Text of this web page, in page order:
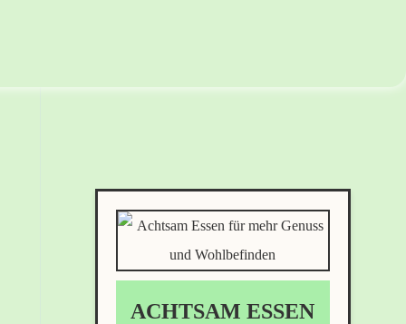
ACHTSAM ESSEN